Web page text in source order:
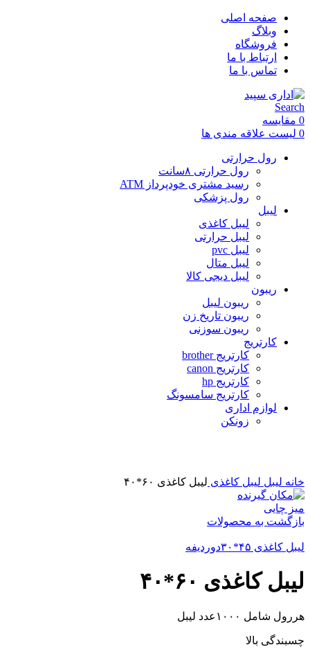
صفحه اصلی
وبلاگ
فروشگاه
ارتباط با ما
تماس با ما
Search
0 مقایسه
0 لیست علاقه مندی ها
رول حرارتی
رول حرارتی ۸سانت
رسید مشتری خودپرداز ATM
رول پزشکی
لیبل
لیبل کاغذی
لیبل حرارتی
لیبل pvc
لیبل متال
لیبل دیجی کالا
ریبون
ریبون لیبل
ریبون تاریخ زن
ریبون سوزنی
کارتریج
کارتریج brother
کارتریج canon
کارتریج hp
کارتریج سامسونگ
لوازم اداری
زونکن
خانه لیبل لیبل کاغذی لیبل کاغذی ۶۰*۴۰
میز چایی
بازگشت به محصولات
لیبل کاغذی ۴۵*۳۰دوردیفه
لیبل کاغذی ۶۰*۴۰
هررول شامل ۱۰۰۰عدد لیبل
چسبندگی بالا